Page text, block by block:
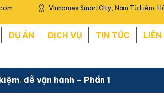
Vinhomes SmartCity, Nam Từ Liêm,
DỰ ÁN DỊCH VỤ TIN TỨC LIÊN
dễ vận hành – Phần 1